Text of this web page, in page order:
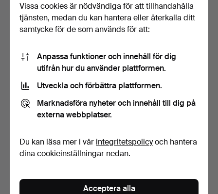
BERTIL VALLIEN. Vas, glas
"Satellite", Kos…
ROLF SINNEMARK. skål, i
form av stekt ägg,…
4 dagar
geometrisk dekor…
Vas/skulptur, kvinnokropp,
g…
5 dagar
Vissa cookies är nödvändiga för att tillhandahålla
tjänsten, medan du kan hantera eller återkalla ditt
samtycke för de som används för att:
Anpassa funktioner och innehåll för dig
utifrån hur du använder plattformen.
Utveckla och förbättra plattformen.
Marknadsföra nyheter och innehåll till dig på
externa webbplatser.
Du kan läsa mer i vår integritetspolicyoch hantera
dina cookieinställningar nedan.
Acceptera alla